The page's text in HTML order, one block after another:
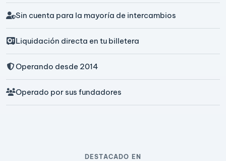
Sin cuenta para la mayoría de intercambios
Liquidación directa en tu billetera
Operando desde 2014
Operado por sus fundadores
DESTACADO EN